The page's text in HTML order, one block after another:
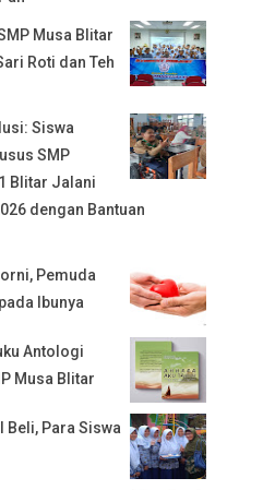
Musa Blitar
Roti dan Teh
Siswa
SMP
Blitar Jalani
dengan Bantuan
Pemuda
Ibunya
Antologi
Musa Blitar
Beli, Para Siswa